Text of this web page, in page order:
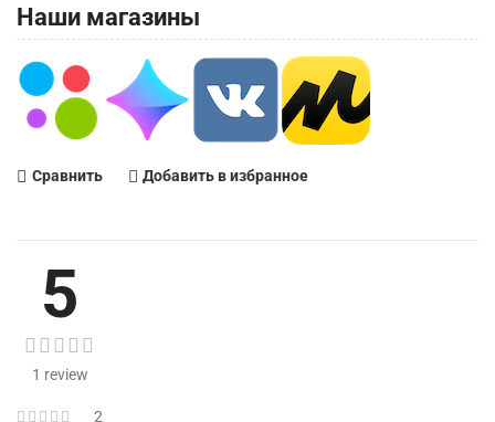
Наши магазины
Сравнить Добавить в избранное
5
1 review
2